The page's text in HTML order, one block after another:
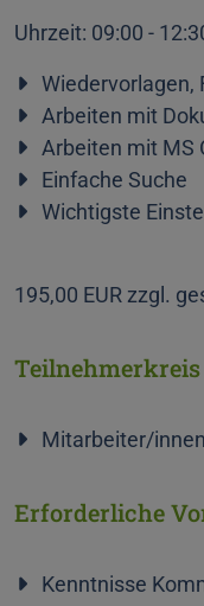
Uhrzeit: 09:00 -
Wiedervorlagen,
Arbeiten mit
Arbeiten mit MS
Einfache Suche
Wichtigste
195,00 EUR zzgl.
Teilnehmerkreis
Mitarbeiter/
Erforderliche
Kenntnisse